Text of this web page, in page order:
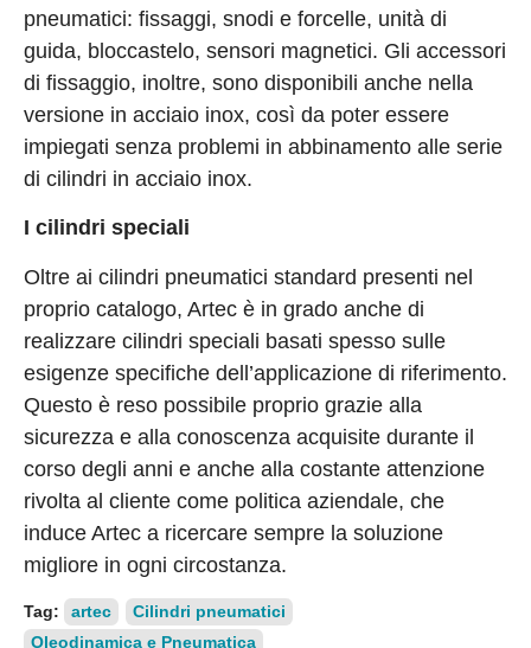
pneumatici: fissaggi, snodi e forcelle, unità di
guida, bloccastelo, sensori magnetici. Gli accessori
di fissaggio, inoltre, sono disponibili anche nella
versione in acciaio inox, così da poter essere
impiegati senza problemi in abbinamento alle serie
di cilindri in acciaio inox.
I cilindri speciali
Oltre ai cilindri pneumatici standard presenti nel
proprio catalogo, Artec è in grado anche di
realizzare cilindri speciali basati spesso sulle
esigenze specifiche dell’applicazione di riferimento.
Questo è reso possibile proprio grazie alla
sicurezza e alla conoscenza acquisite durante il
corso degli anni e anche alla costante attenzione
rivolta al cliente come politica aziendale, che
induce Artec a ricercare sempre la soluzione
migliore in ogni circostanza.
Tag: artec
Cilindri pneumatici
Oleodinamica e Pneumatica